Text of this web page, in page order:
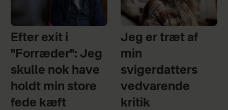
Efter exit i
"Forræder": Jeg
skulle nok have
holdt min store
fede kæft
Jeg er træt af
min
svigerdatters
vedvarende
kritik